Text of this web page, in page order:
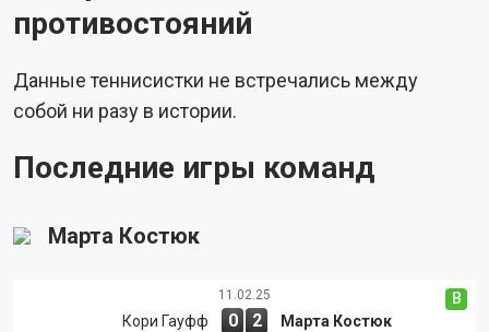
противостояний
Данные теннисистки не встречались между
собой ни разу в истории.
Последние игры команд
Марта Костюк
В
11.02.25
Кори Гауфф 0 2 Марта Костюк